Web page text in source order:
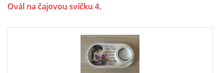
Ovál na čajovou svíčku 4.